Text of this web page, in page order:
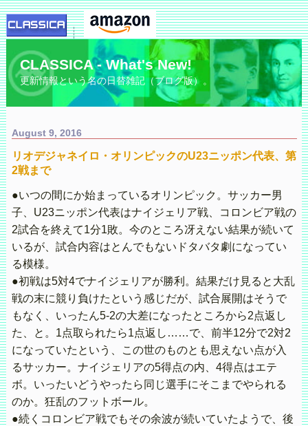
CLASSICA - What's New!
更新情報という名の日替雑記（ブログ版）。
August 9, 2016
リオデジャネイロ・オリンピックのU23ニッポン代表、第
2戦まで
●いつの間にか始まっているオリンピック。サッカー男
子、U23ニッポン代表はナイジェリア戦、コロンビア戦の
2試合を終えて1分1敗。今のところ冴えない結果が続いて
いるが、試合内容はとんでもないドタバタ劇になってい
る模様。
●初戦は5対4でナイジェリアが勝利。結果だけ見ると大乱
戦の末に競り負けたという感じだが、試合展開はそうで
もなく、いったん5-2の大差になったところから2点返し
た、と。1点取られたら1点返し……で、前半12分で2対2
になっていたという、この世のものとも思えない点が入
るサッカー。ナイジェリアの5得点の内、4得点はエテ
ボ。いったいどうやったら同じ選手にそこまでやられる
のか。狂乱のフットボール。
●続くコロンビア戦でもその余波が続いていたようで、後